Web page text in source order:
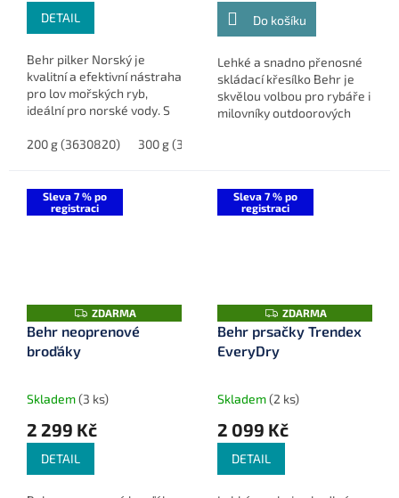
DETAIL
Behr pilker Norský je
kvalitní a efektivní nástraha
pro lov mořských ryb,
ideální pro norské vody. S
skvělých výsledků při lovu
200 g (3630820) 300 g (3630830)
Do košíku
Lehké a snadno přenosné
skládací křesílko Behr je
skvělou volbou pro rybáře i
milovníky outdoorových
Sleva 7 % po
registraci
Z
D
A
ZDARMA
Behr neoprenové
broďáky
Skladem(3 ks)
2 299 Kč
DETAIL
Sleva 7 % po
registraci
Z
D
A
R
ZDARMA
Behr prsačky Trendex
EveryDry
Skladem(2 ks)
2 099 Kč
DETAIL